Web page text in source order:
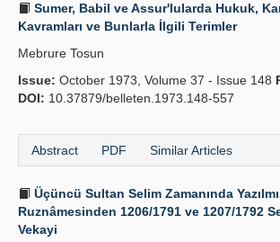
Sumer, Babil ve Assur'lularda Hukuk,
Kavramları ve Bunlarla İlgili Terimler
Mebrure Tosun
Issue: October 1973, Volume 37 - Issue 148
DOI: 10.37879/belleten.1973.148-557
Abstract PDF Similar Articles
Üçüncü Sultan Selim Zamanında
Ruznâmesinden 1206/1791 ve 1207/1792
Vekayi